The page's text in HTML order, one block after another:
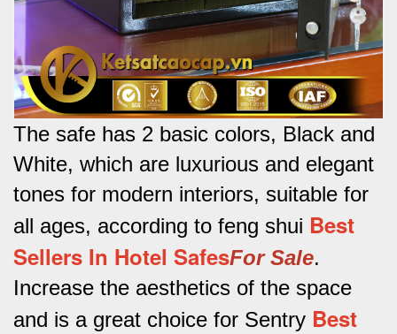
The safe has 2 basic colors, Black and
White, which are luxurious and elegant
tones for modern interiors, suitable for
all ages, according to feng shui Best
Sellers In Hotel SafesFor Sale.
Increase the aesthetics of the space
and is a great choice for Sentry Best